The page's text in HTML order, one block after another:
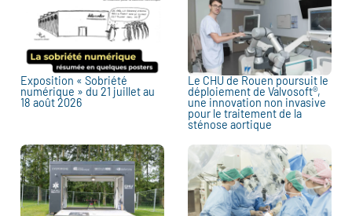
Exposition « Sobriété
numérique » du 21 juillet au
18 août 2026
Le CHU de Rouen poursuit le
déploiement de Valvosoft®,
une innovation non invasive
pour le traitement de la
sténose aortique